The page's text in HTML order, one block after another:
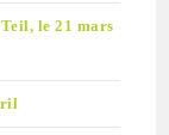
le 21 mars